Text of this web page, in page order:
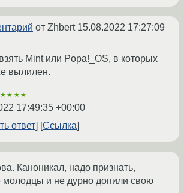
от Zhbert 15.08.2022 17:27:09
Mint или Popa!_OS, в которых
вылилен.
17:49:35 +00:00
ответ
Ссылка
Каноникал, надо признать,
и не дурно допили свою